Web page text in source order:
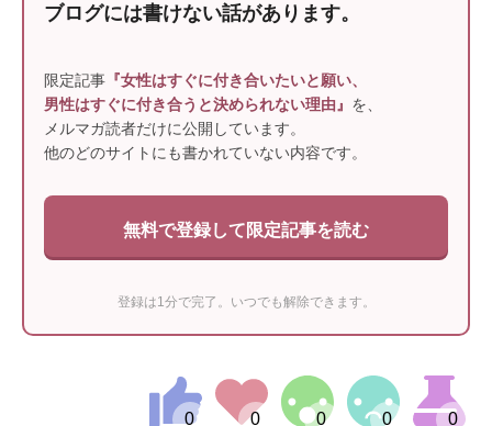
ブログには書けない話があります。
限定記事 『女性はすぐに付き合いたいと願い、
男性はすぐに付き合うと決められない理由』 を、
メルマガ読者だけに公開しています。
他のどのサイトにも書かれていない内容です。
無料で登録して限定記事を読む
登録は1分で完了。いつでも解除できます。